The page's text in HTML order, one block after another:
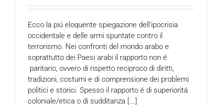
Ecco la piú eloquente spiegazione dell'ipocrisia
occidentale e delle armi spuntate contro il
terrorismo. Nei confronti del mondo arabo e
soprattutto dei Paesi arabi il rapporto non é
paritario, ovvero di rispetto reciproco di diritti,
tradizioni, costumi e di comprensione dei problemi
politici e storici. Spesso il rapporto é di superioritá
coloniale/etica o di sudditanza [...]